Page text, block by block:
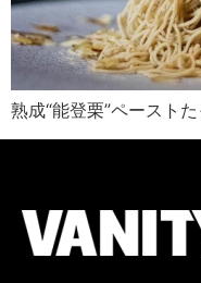
熟成“能登栗”ペースト